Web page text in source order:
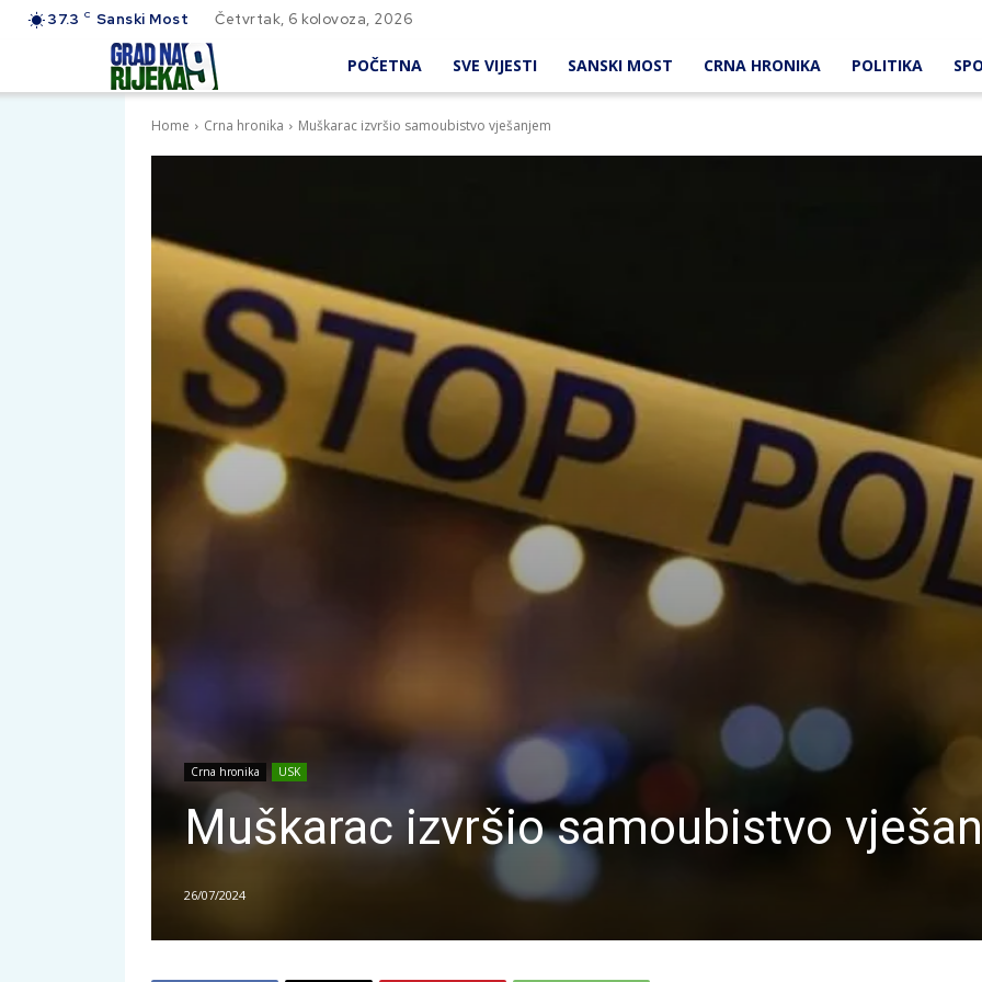
37.3 C Sanski Most Četvrtak, 6 kolovoza, 2026
POČETNA SVE VIJESTI SANSKI MOST CRNA HRONIKA POLITIKA
Home Crna hronika Muškarac izvršio samoubistvo vješanjem
Crna hronika USK
Muškarac izvršio samoubistvo
26/07/2024